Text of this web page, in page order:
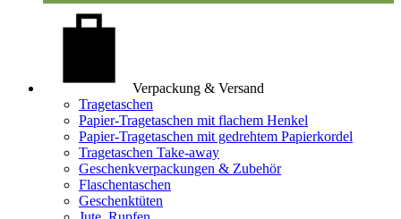
Verpackung & Versand
Tragetaschen
Papier-Tragetaschen mit flachem Henkel
Papier-Tragetaschen mit gedrehtem Papierkordel
Tragetaschen Take-away
Geschenkverpackungen & Zubehör
Flaschentaschen
Geschenktüten